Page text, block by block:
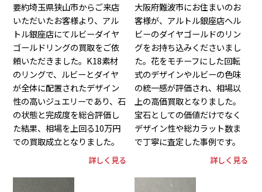
要約埼玉県狭山市からご来店
いただいたお客様より、アル
トル銀座店にてルビーダイヤ
ゴールドリングの買取をご依
頼いただきました。K18素材
のリングで、ルビーとダイヤ
が全体に配置されたデザイン
性の高いジュエリーであり、石
の状態と完成度を総合評価し
た結果、相場を上回る10万円
での買取成立となりました。
詳しく見る
大阪府難波市にお住まいのお
客様が、アルトル銀座店へル
ビーのダイヤゴールドのリン
グをお持ち込みくださいまし
た。花をモチーフにした回転
式のデザインやルビーの色味
の統一感が評価され、相場以
上の高価買取となりました。
宝石としての価値だけでなく
デザイン性や総カラット数ま
で丁寧に査定した事例です。
詳しく見る